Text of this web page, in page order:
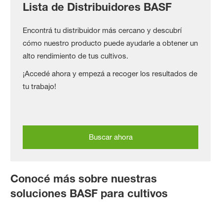
Lista de Distribuidores BASF
Encontrá tu distribuidor más cercano y descubrí
cómo nuestro producto puede ayudarle a obtener un
alto rendimiento de tus cultivos.
¡Accedé ahora y empezá a recoger los resultados de
tu trabajo!
Buscar ahora
Conocé más sobre nuestras
soluciones BASF para cultivos